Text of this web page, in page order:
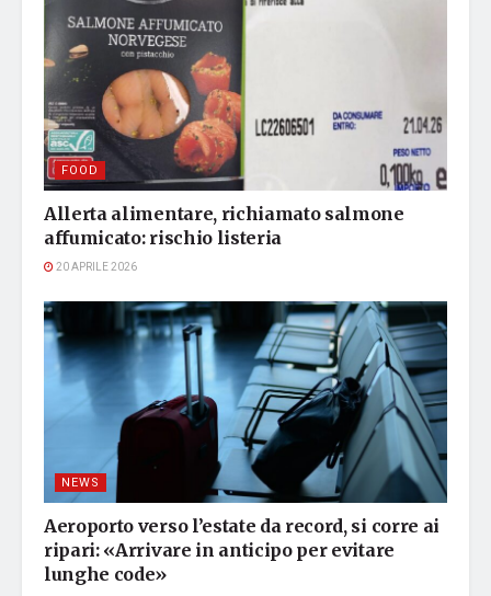
FOOD
Allerta alimentare, richiamato salmone
affumicato: rischio listeria
20 APRILE 2026
NEWS
Aeroporto verso l’estate da record, si corre ai
ripari: «Arrivare in anticipo per evitare
lunghe code»